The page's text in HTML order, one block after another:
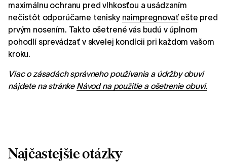
maximálnu ochranu pred vlhkosťou a usádzaním
nečistôt odporúčame tenisky naimpregnovaťešte pred
prvým nosením. Takto ošetrené vás budú v úplnom
pohodlí sprevádzať v skvelej kondícii pri každom vašom
kroku.
Viac o zásadách správneho používania a údržby obuvi
nájdete na stránke Návod na použitie a ošetrenie obuvi.
Najčastejšie otázky